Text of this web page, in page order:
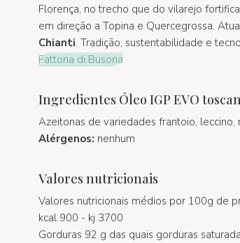
Florença, no trecho que do vilarejo
em direção a Topina e Quercegrossa.
Chianti. Tradição, sustentabilidade e
Fattoria di Busona
Ingredientes Óleo IGP EVO
Azeitonas de variedades frantoio,
Alérgenos: nenhum
Valores nutricionais
Valores nutricionais médios por 100g de
kcal 900 - kj 3700
Gorduras 92 g das quais gorduras